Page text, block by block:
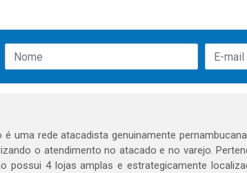
é uma rede atacadista genuinamente
o atendimento no atacado e no varejo.
possui 4 lojas amplas e estrategicamente